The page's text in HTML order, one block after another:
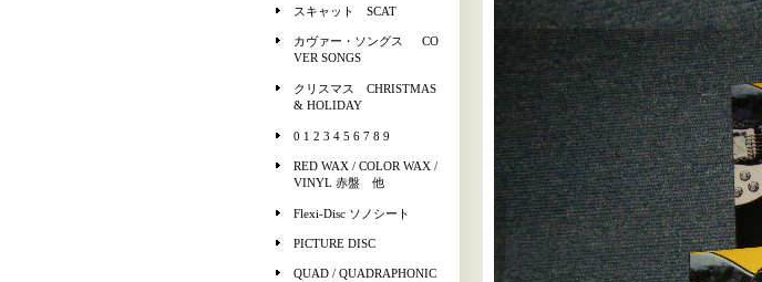
スキャット SCAT
カヴァー・ソングス CO
VER SONGS
クリスマス CHRISTMAS
& HOLIDAY
0 1 2 3 4 5 6 7 8 9
RED WAX / COLOR WAX /
VINYL 赤盤 他
Flexi-Disc ソノシート
PICTURE DISC
QUAD / QUADRAPHONIC